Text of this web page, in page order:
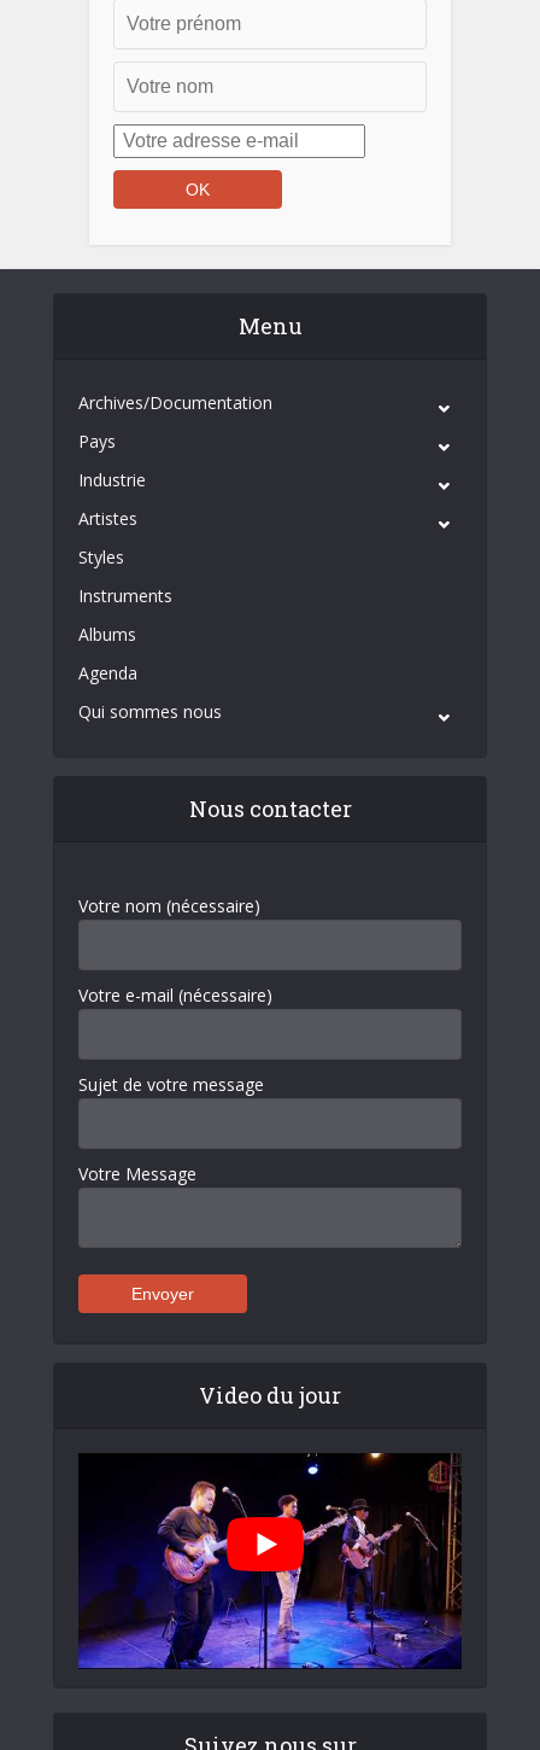
Menu
Archives/Documentation
Pays
Industrie
Artistes
Styles
Instruments
Albums
Agenda
Qui sommes nous
Nous contacter
Votre nom (nécessaire)
Votre e-mail (nécessaire)
Sujet de votre message
Votre Message
Video du jour